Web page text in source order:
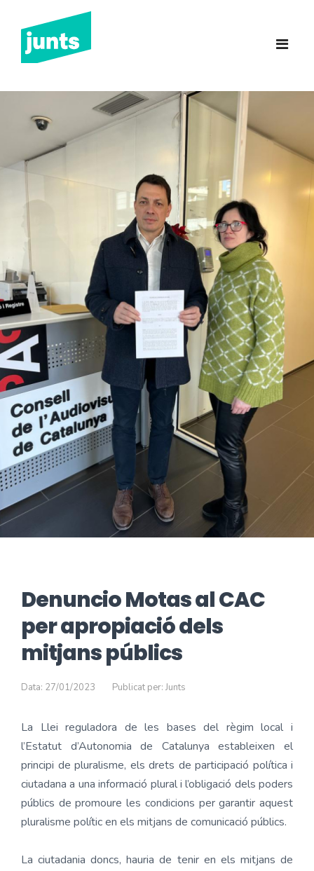
Junts Sant Feliu de
Guíxols
INICI
CANDIDATURA 2023
NOTÍCIES
CONTACTE
Denuncio Motas al CAC
per apropiació dels
mitjans públics
Data: 27/01/2023 Publicat per: Junts
La Llei reguladora de les bases del règim local i
l’Estatut d’Autonomia de Catalunya estableixen el
principi de pluralisme, els drets de participació política i
ciutadana a una informació plural i l’obligació dels poders
públics de promoure les condicions per garantir aquest
pluralisme polític en els mitjans de comunicació públics.
La ciutadania doncs, hauria de tenir en els mitjans de